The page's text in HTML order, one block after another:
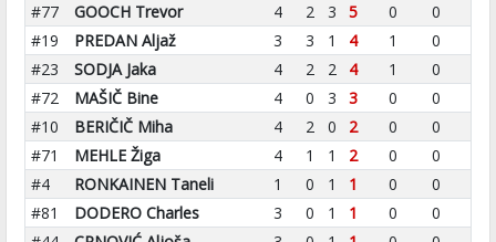
#77
GOOCH Trevor 4 2 3 5 0
0
#19
PREDAN Aljaž 3 3 1 4 1
0
#23
SODJA Jaka 4 2 2 4 1
0
#72
MAŠIČ Bine 4 0 3 3 0
0
#10
BERIČIČ Miha 4 2 0 2 0
0
#71
MEHLE Žiga 4 1 1 2 0
0
#4
RONKAINEN Taneli 1 0 1 1 0
0
#81
DODERO Charles 3 0 1 1 0
0